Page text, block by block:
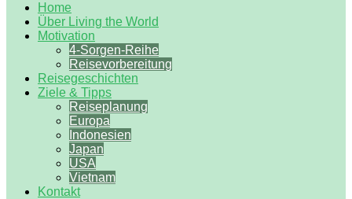
Home
Über Living the World
Motivation
4-Sorgen-Reihe
Reisevorbereitung
Reisegeschichten
Ziele & Tipps
Reiseplanung
Europa
Indonesien
Japan
USA
Vietnam
Kontakt